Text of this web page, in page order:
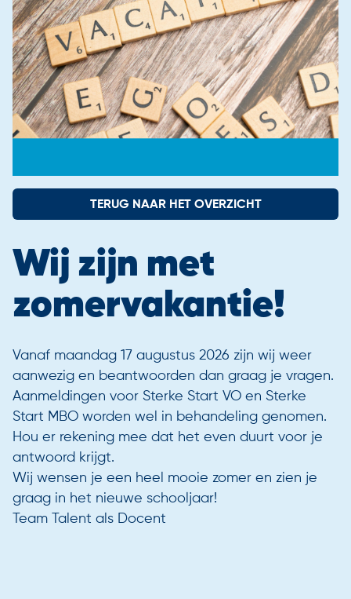
Aangesloten scholen
Onze instroomadviseurs
TERUG NAAR HET OVERZICHT
Wij zijn met
zomervakantie!
Vanaf maandag 17 augustus 2026 zijn wij weer
aanwezig en beantwoorden dan graag je vragen.
Aanmeldingen voor Sterke Start VO en Sterke
Start MBO worden wel in behandeling genomen.
Hou er rekening mee dat het even duurt voor je
antwoord krijgt.
Wij wensen je een heel mooie zomer en zien je
graag in het nieuwe schooljaar!
Team Talent als Docent